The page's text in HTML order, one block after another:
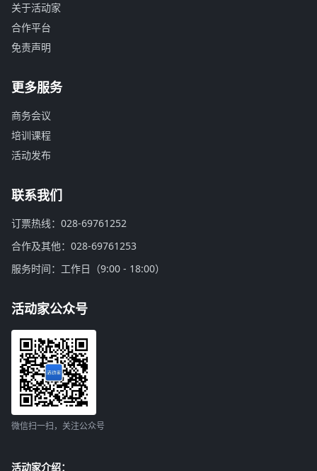
关于活动家
合作平台
免责声明
更多服务
商务会议
培训课程
活动发布
联系我们
订票热线：028-69761252
合作及其他：028-69761253
服务时间：工作日（9:00 - 18:00）
活动家公众号
微信扫一扫，关注公众号
活动家介绍：